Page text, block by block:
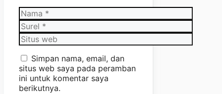
Nama
Surel
Situs
web
Simpan nama, email, dan
situs web saya pada peramban
ini untuk komentar saya
berikutnya.